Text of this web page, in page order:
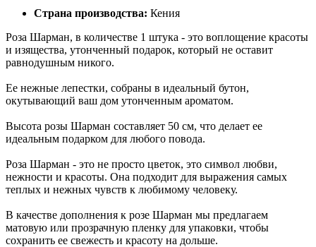
Страна производства: Кения
Роза Шарман, в количестве 1 штука - это воплощение красоты
и изящества, утонченный подарок, который не оставит
равнодушным никого.
Ее нежные лепестки, собраны в идеальный бутон,
окутывающий ваш дом утонченным ароматом.
Высота розы Шарман составляет 50 см, что делает ее
идеальным подарком для любого повода.
Роза Шарман - это не просто цветок, это символ любви,
нежности и красоты. Она подходит для выражения самых
теплых и нежных чувств к любимому человеку.
В качестве дополнения к розе Шарман мы предлагаем
матовую или прозрачную пленку для упаковки, чтобы
сохранить ее свежесть и красоту на дольше.